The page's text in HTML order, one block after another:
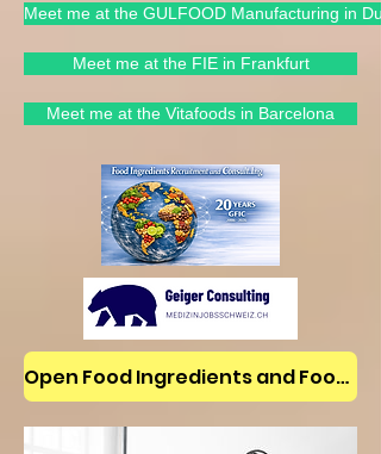
Meet me at the GULFOOD Manufacturing in
Meet me at the FIE in Frankfurt
Meet me at the Vitafoods in Barcelona
Open Food Ingredients and Food Jobs/News on LinkedIn